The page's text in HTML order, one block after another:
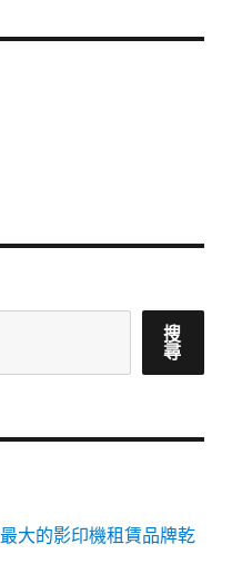
搜
尋
大的影印機租賃品牌乾